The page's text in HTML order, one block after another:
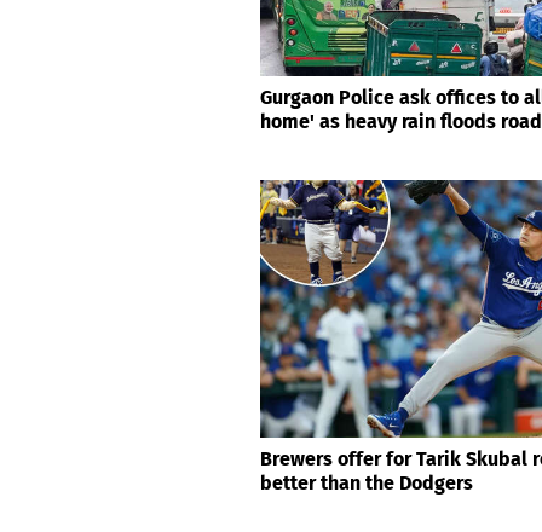
Gurgaon Police ask offices to
home' as heavy rain floods
Brewers offer for Tarik Skubal
better than the Dodgers